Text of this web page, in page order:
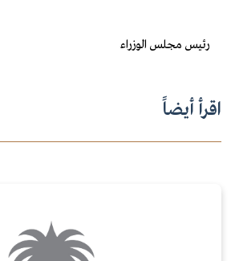
رئيس مجلس الوزراء
اقرأ أيضاً